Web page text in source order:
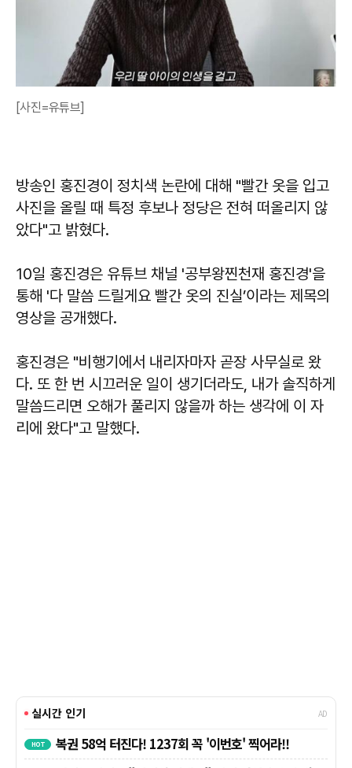
[사진=유튜브]
방송인 홍진경이 정치색 논란에 대해 "빨간 옷을 입고
사진을 올릴 때 특정 후보나 정당은 전혀 떠올리지 않
았다"고 밝혔다.
10일 홍진경은 유튜브 채널 '공부왕찐천재 홍진경'을
통해 '다 말씀 드릴게요 빨간 옷의 진실’이라는 제목의
영상을 공개했다.
홍진경은 "비행기에서 내리자마자 곧장 사무실로 왔
다. 또 한 번 시끄러운 일이 생기더라도, 내가 솔직하게
말씀드리면 오해가 풀리지 않을까 하는 생각에 이 자
리에 왔다"고 말했다.